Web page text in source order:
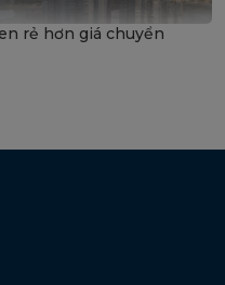
rẻ hơn giá chuyển